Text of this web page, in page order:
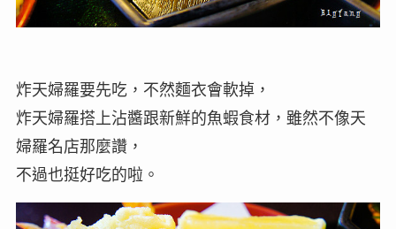
炸天婦羅要先吃，不然麵衣會軟掉，
炸天婦羅搭上沾醬跟新鮮的魚蝦食材，雖然不像天
婦羅名店那麼讚，
不過也挺好吃的啦。